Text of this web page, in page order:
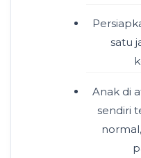
satu
Anak di
sendiri